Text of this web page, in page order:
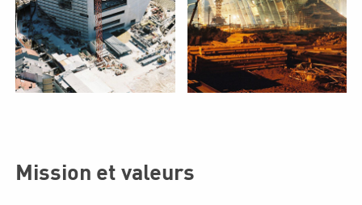
Mission et valeurs